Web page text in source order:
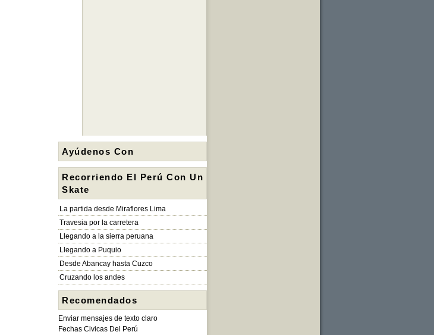
Ayúdenos Con
Recorriendo El Perú Con Un
Skate
La partida desde Miraflores Lima
Travesia por la carretera
Llegando a la sierra peruana
Llegando a Puquio
Desde Abancay hasta Cuzco
Cruzando los andes
Recomendados
Enviar mensajes de texto claro
Fechas Civicas Del Perú